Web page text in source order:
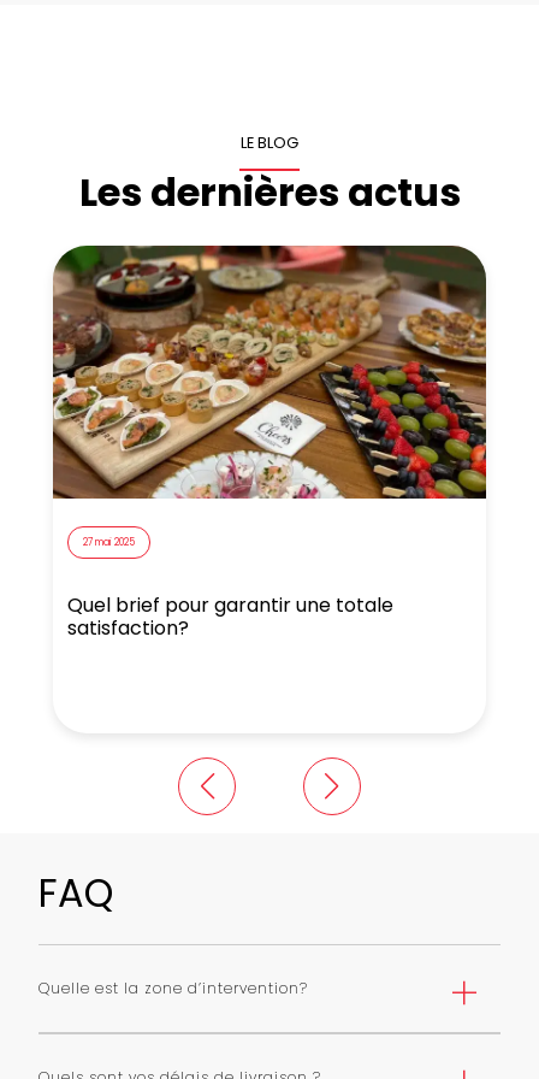
LE BLOG
Les dernières actus
27 mai 2025
Quel brief pour garantir une totale
satisfaction?
FAQ
Quelle est la zone d’intervention?
de tarifs. Nous pouvons livrer toute l’ile de France avec